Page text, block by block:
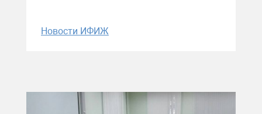
Новости ИФИЖ